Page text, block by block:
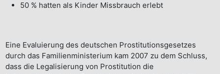
50 % hatten als Kinder Missbrauch erlebt
Eine Evaluierung des deutschen Prostitutionsgesetzes
durch das Familienministerium kam 2007 zu dem Schluss,
dass die Legalisierung von Prostitution die